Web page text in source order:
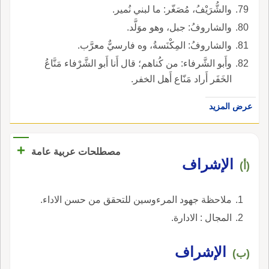
والشُّرَيْفُ، مُصَغّر: ما لبني نُمير.
والشاروفُ: جبل، وهو موَلَّد.
والشاروفُ: المِكْنَسةُ، وه فارسيٌّ معرَّب.
وأَبو الشَّرفاء: من كُناهم؛ قال أَنا أَبو الشَّرْفاء مَنَّاعُ
الخَفَر أَراد مَنّاع أَهل الخفر.
عرض المزيد
مصطلحات عربية عامة +
(أ) الإشراف
ملاحظة جهود المرءوسين للتحقق من حسن الاداء.
المجال : الادارة.
(ب) الإشراف